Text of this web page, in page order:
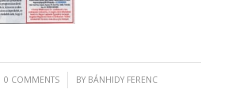
0 COMMENTS
/ BY BÁNHIDY FERENC